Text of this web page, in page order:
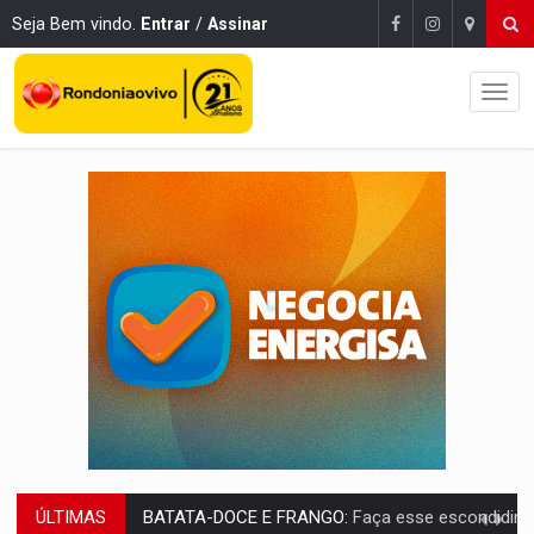
Seja Bem vindo. Entrar / Assinar
ÚLTIMAS BARREIRA NATURAL:Desmate da Amazônia corta chuvas no Sul e ameaça